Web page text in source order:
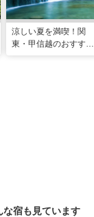
涼しい夏を満喫！関
東・甲信越のおすすめ
な宿も見ています